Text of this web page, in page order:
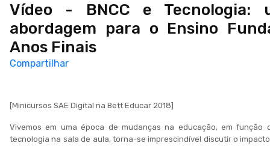
Vídeo - BNCC e Tecnologia:
abordagem para o Ensino
Anos Finais
Compartilhar
[Minicursos SAE Digital na Bett Educar 2018]
Vivemos em uma época de mudanças na educação, em função
tecnologia na sala de aula, torna-se imprescindível discutir o